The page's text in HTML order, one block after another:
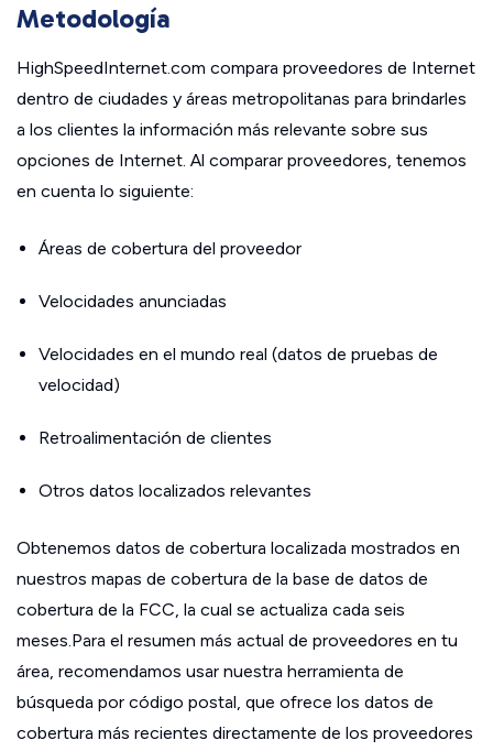
Metodología
HighSpeedInternet.com compara proveedores de Internet
dentro de ciudades y áreas metropolitanas para brindarles
a los clientes la información más relevante sobre sus
opciones de Internet. Al comparar proveedores, tenemos
en cuenta lo siguiente:
Áreas de cobertura del proveedor
Velocidades anunciadas
Velocidades en el mundo real (datos de pruebas de
velocidad)
Retroalimentación de clientes
Otros datos localizados relevantes
Obtenemos datos de cobertura localizada mostrados en
nuestros mapas de cobertura de la base de datos de
cobertura de la FCC, la cual se actualiza cada seis
meses.Para el resumen más actual de proveedores en tu
área, recomendamos usar nuestra herramienta de
búsqueda por código postal, que ofrece los datos de
cobertura más recientes directamente de los proveedores